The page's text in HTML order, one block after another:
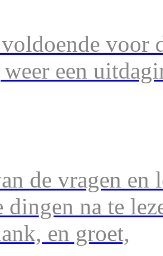
voor
een
de vragen en
dingen na te
en groet,